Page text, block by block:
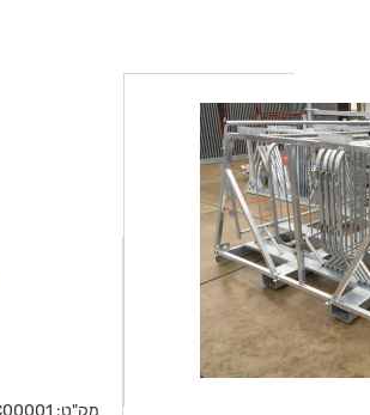
מק"ט: BC00001